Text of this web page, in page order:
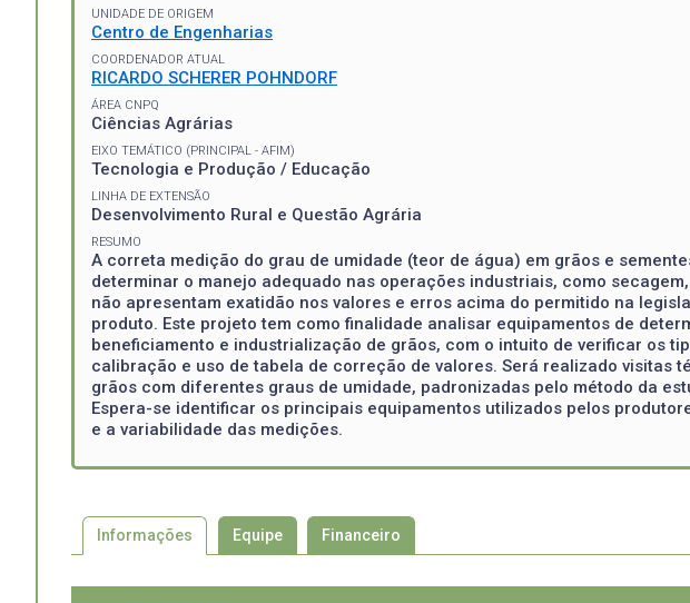
UNIDADE DE ORIGEM
Centro de Engenharias
COORDENADOR ATUAL
RICARDO SCHERER POHNDORF
ÁREA CNPQ
Ciências Agrárias
EIXO TEMÁTICO (PRINCIPAL - AFIM)
Tecnologia e Produção / Educação
LINHA DE EXTENSÃO
Desenvolvimento Rural e Questão Agrária
RESUMO
A correta medição do grau de umidade (teor de água) em grãos e
determinar o manejo adequado nas operações industriais, como
não apresentam exatidão nos valores e erros acima do permitido na
produto. Este projeto tem como finalidade analisar equipamentos de
beneficiamento e industrialização de grãos, com o intuito de verificar os
calibração e uso de tabela de correção de valores. Será realizado
grãos com diferentes graus de umidade, padronizadas pelo método da
Espera-se identificar os principais equipamentos utilizados pelos
e a variabilidade das medições.
Informações Equipe Financeiro